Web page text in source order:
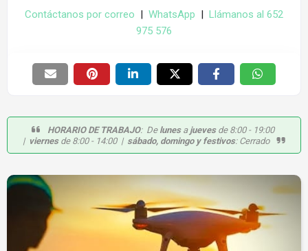
Contáctanos por correo | WhatsApp | Llámanos al 652
975 576
HORARIO DE TRABAJO: De lunesa juevesde 8:00 - 19:00
| viernesde 8:00 - 14:00 | sábado, domingo y festivos: Cerrado